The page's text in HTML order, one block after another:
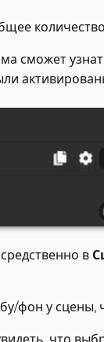
сможет
в
фон у сцены,